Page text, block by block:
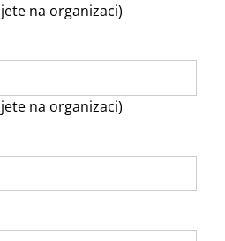
na organizaci)
na organizaci)